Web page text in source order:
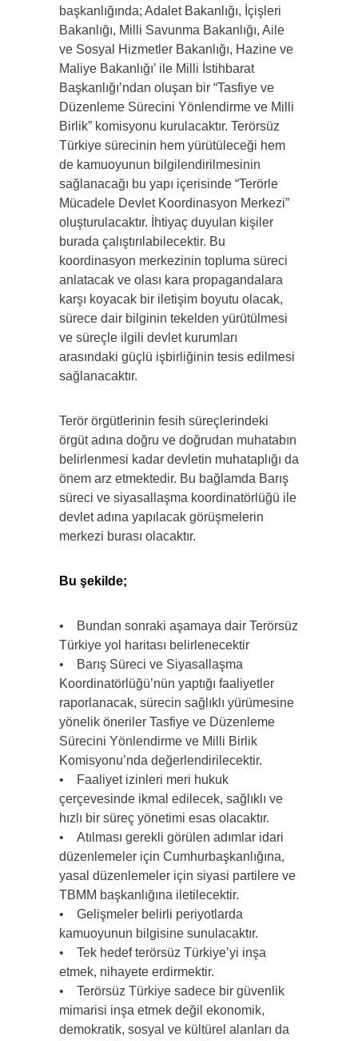
başkanlığında; Adalet Bakanlığı, İçişleri
Bakanlığı, Milli Savunma Bakanlığı, Aile
ve Sosyal Hizmetler Bakanlığı, Hazine ve
Maliye Bakanlığı’ ile Milli İstihbarat
Başkanlığı’ndan oluşan bir “Tasfiye ve
Düzenleme Sürecini Yönlendirme ve Milli
Birlik” komisyonu kurulacaktır. Terörsüz
Türkiye sürecinin hem yürütüleceği hem
de kamuoyunun bilgilendirilmesinin
sağlanacağı bu yapı içerisinde “Terörle
Mücadele Devlet Koordinasyon Merkezi”
oluşturulacaktır. İhtiyaç duyulan kişiler
burada çalıştırılabilecektir. Bu
koordinasyon merkezinin topluma süreci
anlatacak ve olası kara propagandalara
karşı koyacak bir iletişim boyutu olacak,
sürece dair bilginin tekelden yürütülmesi
ve süreçle ilgili devlet kurumları
arasındaki güçlü işbirliğinin tesis edilmesi
sağlanacaktır.
Terör örgütlerinin fesih süreçlerindeki
örgüt adına doğru ve doğrudan muhatabın
belirlenmesi kadar devletin muhataplığı da
önem arz etmektedir. Bu bağlamda Barış
süreci ve siyasallaşma koordinatörlüğü ile
devlet adına yapılacak görüşmelerin
merkezi burası olacaktır.
Bu şekilde;
• Bundan sonraki aşamaya dair Terörsüz
Türkiye yol haritası belirlenecektir
• Barış Süreci ve Siyasallaşma
Koordinatörlüğü’nün yaptığı faaliyetler
raporlanacak, sürecin sağlıklı yürümesine
yönelik öneriler Tasfiye ve Düzenleme
Sürecini Yönlendirme ve Milli Birlik
Komisyonu’nda değerlendirilecektir.
• Faaliyet izinleri meri hukuk
çerçevesinde ikmal edilecek, sağlıklı ve
hızlı bir süreç yönetimi esas olacaktır.
• Atılması gerekli görülen adımlar idari
düzenlemeler için Cumhurbaşkanlığına,
yasal düzenlemeler için siyasi partilere ve
TBMM başkanlığına iletilecektir.
• Gelişmeler belirli periyotlarda
kamuoyunun bilgisine sunulacaktır.
• Tek hedef terörsüz Türkiye’yi inşa
etmek, nihayete erdirmektir.
• Terörsüz Türkiye sadece bir güvenlik
mimarisi inşa etmek değil ekonomik,
demokratik, sosyal ve kültürel alanları da